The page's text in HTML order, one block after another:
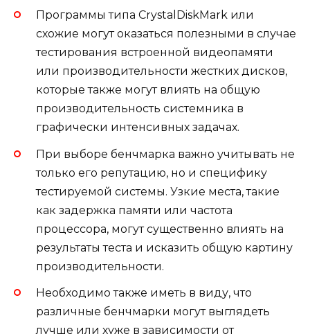
Программы типа CrystalDiskMark или
схожие могут оказаться полезными в случае
тестирования встроенной видеопамяти
или производительности жестких дисков,
которые также могут влиять на общую
производительность системника в
графически интенсивных задачах.
При выборе бенчмарка важно учитывать не
только его репутацию, но и специфику
тестируемой системы. Узкие места, такие
как задержка памяти или частота
процессора, могут существенно влиять на
результаты теста и исказить общую картину
производительности.
Необходимо также иметь в виду, что
различные бенчмарки могут выглядеть
лучше или хуже в зависимости от